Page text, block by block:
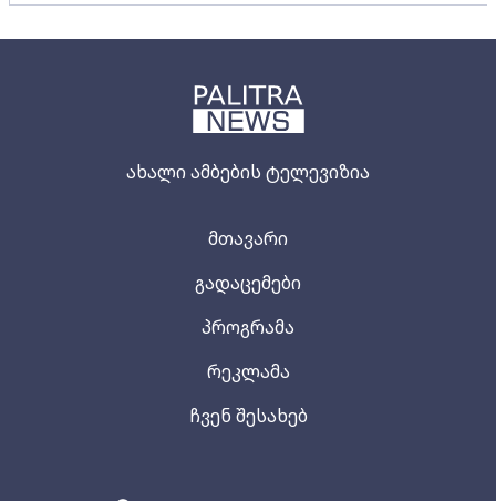
ახალი ამბების ტელევიზია
მთავარი
გადაცემები
პროგრამა
რეკლამა
ჩვენ შესახებ